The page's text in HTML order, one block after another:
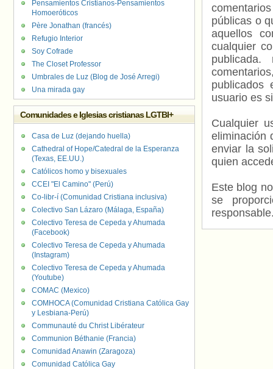
públicas o
aquellos
cualquier
usuario es
Cualquier
eliminación
enviar la
quien
Este blog
se
Pensamientos Cristianos-Pensamientos
Homoeróticos
Père Jonathan (francés)
Refugio Interior
Soy Cofrade
The Closet Professor
Umbrales de Luz (Blog de José Arregi)
Una mirada gay
Comunidades e Iglesias cristianas LGTBI+
Casa de Luz (dejando huella)
Cathedral of Hope/Catedral de la Esperanza
(Texas, EE.UU.)
Católicos homo y bisexuales
CCEI "El Camino" (Perú)
Co-libr-í (Comunidad Cristiana inclusiva)
Colectivo San Lázaro (Málaga, España)
Colectivo Teresa de Cepeda y Ahumada
(Facebook)
Colectivo Teresa de Cepeda y Ahumada
(Instagram)
Colectivo Teresa de Cepeda y Ahumada
(Youtube)
COMAC (Mexico)
COMHOCA (Comunidad Cristiana Católica Gay
y Lesbiana-Perú)
Communauté du Christ Libérateur
Communion Béthanie (Francia)
Comunidad Anawin (Zaragoza)
Comunidad Católica Gay